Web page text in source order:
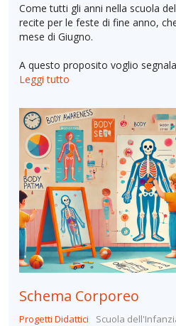
Come tutti gli anni nella scuola
recite per le feste di fine anno,
mese di Giugno.
A questo proposito voglio
Leggi tutto
Schema Corporeo
Progetti Didattici Scuola